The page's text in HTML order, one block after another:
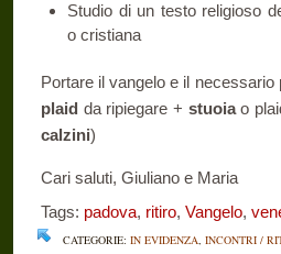
Studio di un testo religioso
o cristiana
Portare il vangelo e il necessario
plaid da ripiegare + stuoiao
calzini)
Cari saluti, Giuliano e Maria
Tags: padova, ritiro, Vangelo,
CATEGORIE: IN EVIDENZA, INCONTRI /